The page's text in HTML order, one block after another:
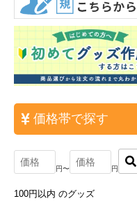
価格帯で探す
円〜 円
100円以内 のグッズ